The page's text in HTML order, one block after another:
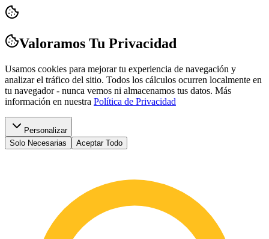
Valoramos Tu Privacidad
Usamos cookies para mejorar tu experiencia de navegación y
analizar el tráfico del sitio. Todos los cálculos ocurren localmente en
tu navegador - nunca vemos ni almacenamos tus datos. Más
información en nuestra Política de Privacidad
Personalizar
Solo Necesarias
Aceptar Todo